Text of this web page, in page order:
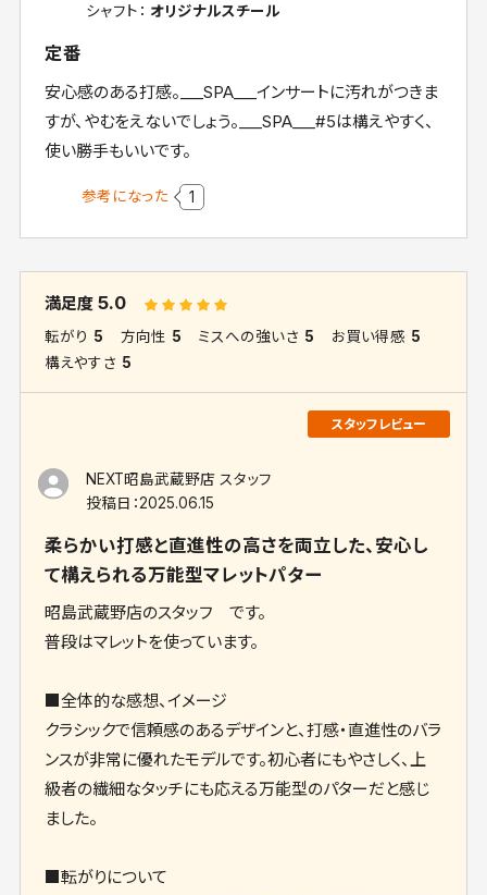
シャフト： オリジナルスチール
定番
安心感のある打感。___SPA___インサートに汚れがつきま
すが、やむをえないでしょう。___SPA___#5は構えやすく、
使い勝手もいいです。
参考になった 1
満足度5.0
転がり 5 方向性 5 ミスへの強いさ 5 お買い得感 5
構えやすさ 5
NEXT昭島武蔵野店 スタッフ
投稿日：2025.06.15
柔らかい打感と直進性の高さを両立した、安心し
て構えられる万能型マレットパター
昭島武蔵野店のスタッフ です。
普段はマレットを使っています。
■全体的な感想、イメージ
クラシックで信頼感のあるデザインと、打感・直進性のバラ
ンスが非常に優れたモデルです。初心者にもやさしく、上
級者の繊細なタッチにも応える万能型のパターだと感じ
ました。
■転がりについて